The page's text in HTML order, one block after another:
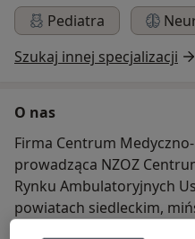
Pediatra
Szukaj innej specjalizacji
O nas
Firma Centrum
prowadząca NZOZ
Rynku Ambulatoryjnych
powiatach siedleckim,